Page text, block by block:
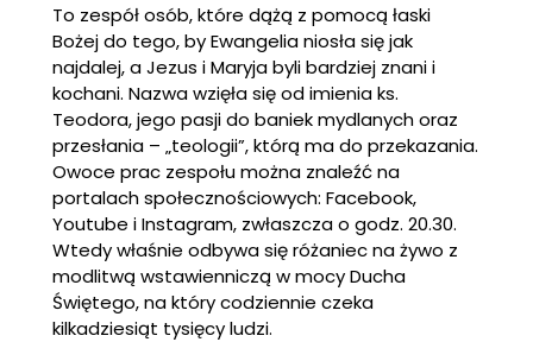
To zespół osób, które dążą z pomocą łaski
Bożej do tego, by Ewangelia niosła się jak
najdalej, a Jezus i Maryja byli bardziej znani i
kochani. Nazwa wzięła się od imienia ks.
Teodora, jego pasji do baniek mydlanych oraz
przesłania – „teologii”, którą ma do przekazania.
Owoce prac zespołu można znaleźć na
portalach społecznościowych: Facebook,
Youtube i Instagram, zwłaszcza o godz. 20.30.
Wtedy właśnie odbywa się różaniec na żywo z
modlitwą wstawienniczą w mocy Ducha
Świętego, na który codziennie czeka
kilkadziesiąt tysięcy ludzi.